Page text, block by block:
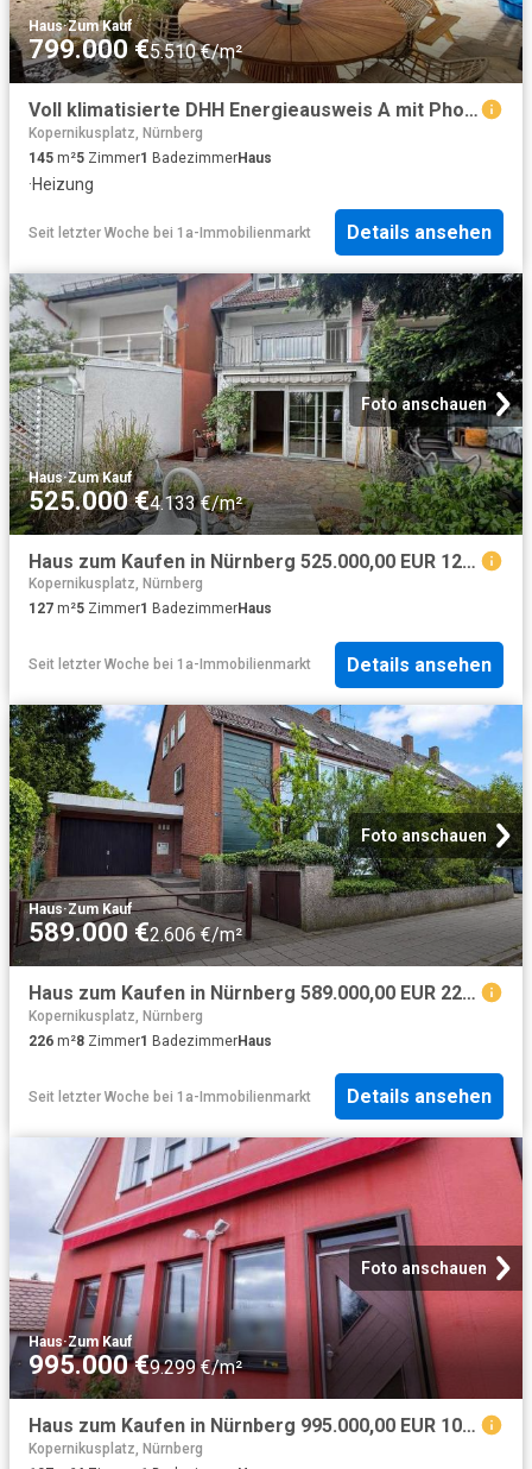
Haus·Zum Kauf
799.000 €5.510 €/m²
Voll klimatisierte DHH Energieausweis A mit Photovoltaik
Kopernikusplatz, Nürnberg
145 m²5 Zimmer1 BadezimmerHaus
·Heizung
Seit letzter Woche bei 1a-Immobilienmarkt Details ansehen
Foto anschauen
Haus·Zum Kauf
525.000 €4.133 €/m²
Haus zum Kaufen in Nürnberg 525.000,00 EUR 127.59 m²
Kopernikusplatz, Nürnberg
127 m²5 Zimmer1 BadezimmerHaus
Seit letzter Woche bei 1a-Immobilienmarkt Details ansehen
Foto anschauen
Haus·Zum Kauf
589.000 €2.606 €/m²
Haus zum Kaufen in Nürnberg 589.000,00 EUR 226.68 m²
Kopernikusplatz, Nürnberg
226 m²8 Zimmer1 BadezimmerHaus
Seit letzter Woche bei 1a-Immobilienmarkt Details ansehen
Foto anschauen
Haus·Zum Kauf
995.000 €9.299 €/m²
Haus zum Kaufen in Nürnberg 995.000,00 EUR 107 m²
Kopernikusplatz, Nürnberg